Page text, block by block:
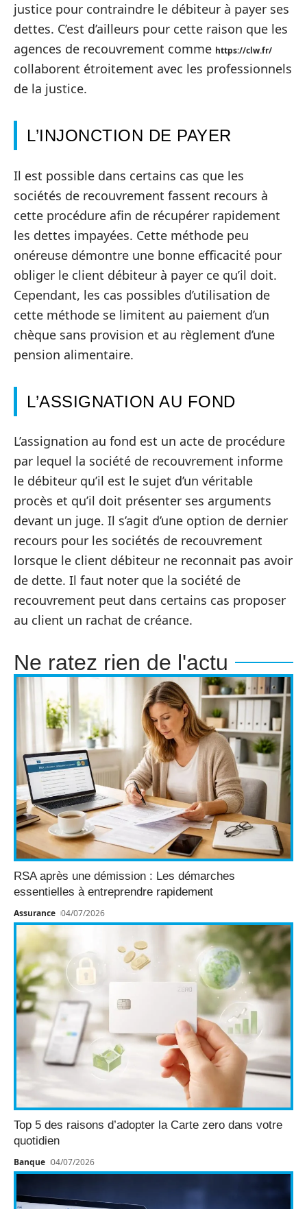
justice pour contraindre le débiteur à payer ses
dettes. C’est d’ailleurs pour cette raison que les
agences de recouvrement comme https://clw.fr/
collaborent étroitement avec les professionnels
de la justice.
L’INJONCTION DE PAYER
Il est possible dans certains cas que les
sociétés de recouvrement fassent recours à
cette procédure afin de récupérer rapidement
les dettes impayées. Cette méthode peu
onéreuse démontre une bonne efficacité pour
obliger le client débiteur à payer ce qu’il doit.
Cependant, les cas possibles d’utilisation de
cette méthode se limitent au paiement d’un
chèque sans provision et au règlement d’une
pension alimentaire.
L’ASSIGNATION AU FOND
L’assignation au fond est un acte de procédure
par lequel la société de recouvrement informe
le débiteur qu’il est le sujet d’un véritable
procès et qu’il doit présenter ses arguments
devant un juge. Il s’agit d’une option de dernier
recours pour les sociétés de recouvrement
lorsque le client débiteur ne reconnait pas avoir
de dette. Il faut noter que la société de
recouvrement peut dans certains cas proposer
au client un rachat de créance.
Ne ratez rien de l'actu
RSA après une démission : Les démarches
essentielles à entreprendre rapidement
Assurance 04/07/2026
Top 5 des raisons d’adopter la Carte zero dans votre
quotidien
Banque 04/07/2026